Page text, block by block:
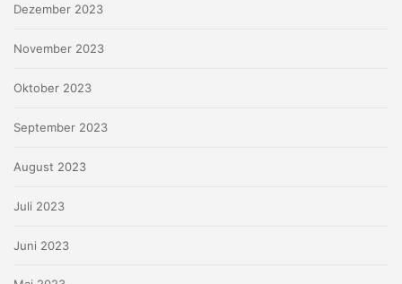
Dezember 2023
November 2023
Oktober 2023
September 2023
August 2023
Juli 2023
Juni 2023